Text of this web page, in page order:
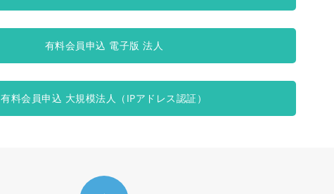
有料会員申込 電子版 法人
有料会員申込 大規模法人（IPアドレス認証）